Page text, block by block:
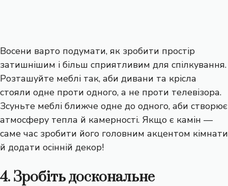
Восени варто подумати, як зробити простір
затишнішим і більш сприятливим для спілкування.
Розташуйте меблі так, аби дивани та крісла
стояли одне проти одного, а не проти телевізора.
Зсуньте меблі ближче одне до одного, аби створює
атмосферу тепла й камерності. Якщо є камін —
саме час зробити його головним акцентом кімнати
й додати осінній декор!
4. Зробіть доскональне